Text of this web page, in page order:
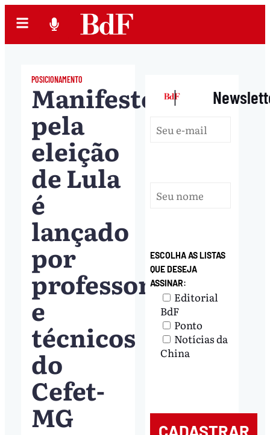
POSICIONAMENTO
Manifesto
pela
eleição
de Lula
é
lançado
por
professores
e
técnicos
do
Cefet-
MG
|
ESCOLHA AS LISTAS
QUE DESEJA
ASSINAR:
Editorial
BdF
Ponto
Notícias da
China